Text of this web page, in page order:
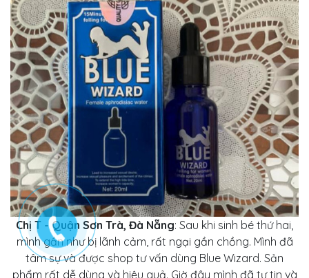
Chị T - Quận Sơn Trà, Đà Nẵng: Sau khi sinh bé thứ hai,
mình gần như bị lãnh cảm, rất ngại gần chồng. Mình đã
tâm sự và được shop tư vấn dùng Blue Wizard. Sản
phẩm rất dễ dùng và hiệu quả. Giờ đây mình đã tự tin và